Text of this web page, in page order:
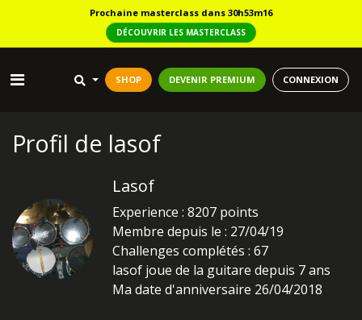
Prochaine masterclass dans 30h53m16
DÉCOUVRIR LES MASTERCLASS
SHOP DEVENIR PREMIUM CONNEXION
Profil de lasof
Lasof
Experience : 8207 points
Membre depuis le : 27/04/19
Challenges complétés : 67
lasof joue de la guitare depuis 7 ans
Ma date d'anniversaire 26/04/2018